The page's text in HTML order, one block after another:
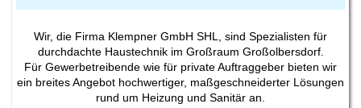
Wir, die Firma Klempner GmbH SHL, sind Spezialisten für
durchdachte Haustechnik im Großraum Großolbersdorf.
Für Gewerbetreibende wie für private Auftraggeber bieten wir
ein breites Angebot hochwertiger, maßgeschneiderter Lösungen
rund um Heizung und Sanitär an.